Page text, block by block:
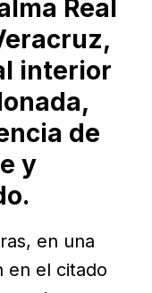
Real
interior
de
y
en una
en el citado